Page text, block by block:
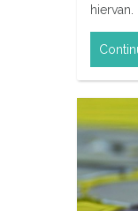
hiervan.